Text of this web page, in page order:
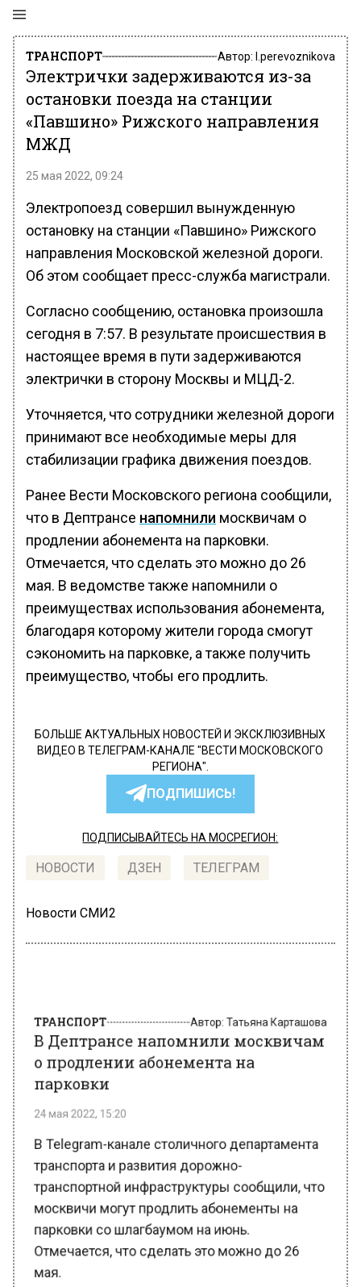
ТРАНСПОРТ Автор: l.perevoznikova
Электрички задерживаются из-за
остановки поезда на станции
«Павшино» Рижского направления
МЖД
25 мая 2022, 09:24
Электропоезд совершил вынужденную
остановку на станции «Павшино» Рижского
направления Московской железной дороги.
Об этом сообщает пресс-служба магистрали.
Согласно сообщению, остановка произошла
сегодня в 7:57. В результате происшествия в
настоящее время в пути задерживаются
электрички в сторону Москвы и МЦД-2.
Уточняется, что сотрудники железной дороги
принимают все необходимые меры для
стабилизации графика движения поездов.
Ранее Вести Московского региона сообщили,
что в Дептрансе напомнили москвичам о
продлении абонемента на парковки.
Отмечается, что сделать это можно до 26
мая. В ведомстве также напомнили о
преимуществах использования абонемента,
благодаря которому жители города смогут
сэкономить на парковке, а также получить
преимущество, чтобы его продлить.
БОЛЬШЕ АКТУАЛЬНЫХ НОВОСТЕЙ И ЭКСКЛЮЗИВНЫХ
ВИДЕО В ТЕЛЕГРАМ-КАНАЛЕ "ВЕСТИ МОСКОВСКОГО
РЕГИОНА".
ПОДПИШИСЬ!
ПОДПИСЫВАЙТЕСЬ НА МОСРЕГИОН:
НОВОСТИ ДЗЕН ТЕЛЕГРАМ
Новости СМИ2
В Дептрансе напомнили москвичам
о продлении абонемента на
парковки
24 мая 2022, 15:20
транспорта и развития дорожно-
транспортной инфраструктуры сообщили, что
москвичи могут продлить абонементы на
парковки со шлагбаумом на июнь.
Отмечается, что сделать это можно до 26